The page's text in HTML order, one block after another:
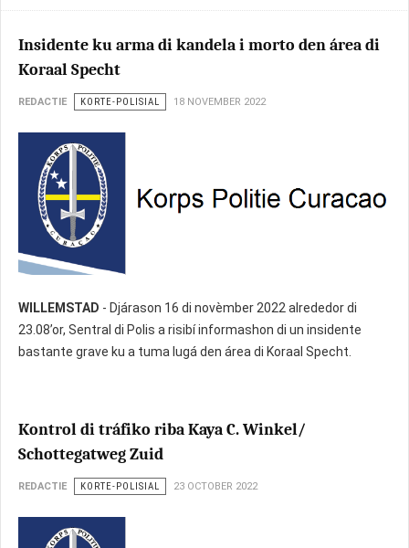
Insidente ku arma di kandela i morto den área di
Koraal Specht
REDACTIE KORTE-POLISIAL 18 NOVEMBER 2022
WILLEMSTAD - Djárason 16 di novèmber 2022 alrededor di
23.08’or, Sentral di Polis a risibí informashon di un insidente
bastante grave ku a tuma lugá den área di Koraal Specht.
Kontrol di tráfiko riba Kaya C. Winkel/
Schottegatweg Zuid
REDACTIE KORTE-POLISIAL 23 OCTOBER 2022